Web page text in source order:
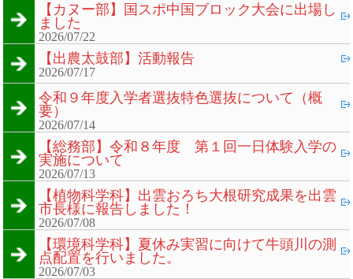
【カヌー部】国スポ中国ブロック大会に出場し
ました
2026/07/22
【出農太鼓部】活動報告
2026/07/17
令和９年度入学者選抜特色選抜について（概
要）
2026/07/14
【総務部】令和８年度 第１回一日体験入学の
実施について
2026/07/13
【植物科学科】出雲おろち大根研究成果を出雲
市長様に報告しました！
2026/07/08
【環境科学科】夏休み実習に向けて牛頭川の測
点配置を行いました。
2026/07/03